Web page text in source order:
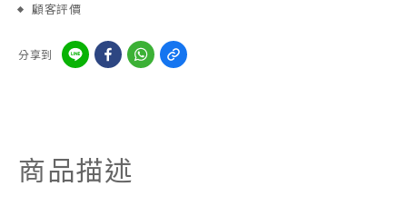
顧客評價
分享到
商品描述